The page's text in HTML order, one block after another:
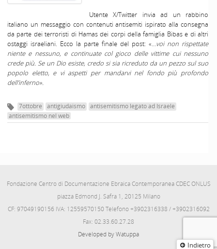
Indietro
Utente X/Twitter invia ad un rabbino
italiano un messaggio con contenuti antisemiti ispirato alla consegna
da parte dei terroristi di Hamas dei corpi della famiglia Bibas e di altri
ostaggi israeliani. Ecco la parte finale del post: «…voi non rispettate
niente e nessuno, e continuate col gioco delle vittime cui nessuno
crede più. Se un Dio esiste, credo si sia ricreduto da un pezzo sul suo
popolo eletto, e vi aspetti per mandarvi nel fondo più profondo
dell’inferno».
7ottobre antigiudaismo
antisemitismo legato ad Israele
antisemitismo nel web
Fondazione Centro di Documentazione Ebraica Contemporanea CDEC ONLUS
piazza Edmond J. Safra 1, 20125 Milano
CF: 97049190156 IVA: 12559570150 Telefono +3902316338 / +3902316092
Fax: 02.33.60.27.28
Developed by Watuppa